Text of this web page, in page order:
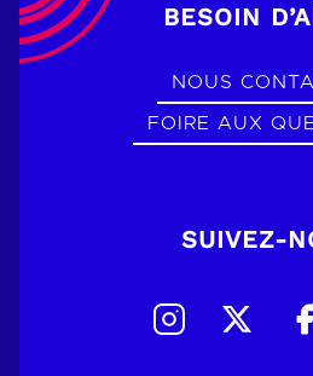
BESOIN
NOUS
FOIRE AUX
SUIVEZ-